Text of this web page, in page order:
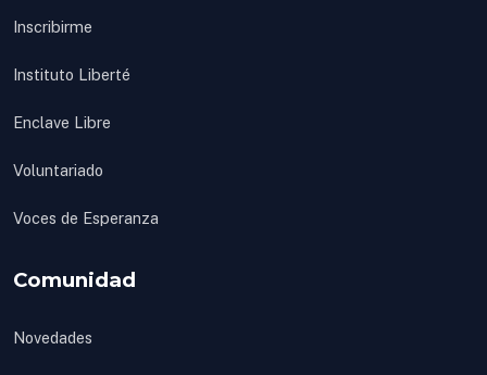
Inscribirme
Instituto Liberté
Enclave Libre
Voluntariado
Voces de Esperanza
Comunidad
Novedades